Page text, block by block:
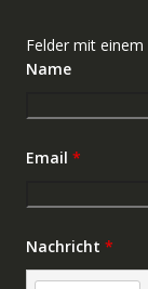
Felder mit einem
Name
Email *
Nachricht *